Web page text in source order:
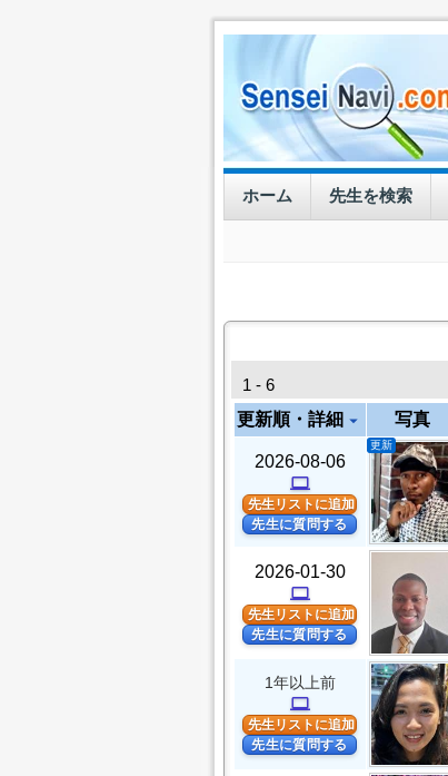
ホーム 先生を検索
1 - 6
更新順・詳細 arrow_drop_down 写真
2026-08-06
computer
先生リストに追加
先生に質問する
更新
2026-01-30
computer
先生リストに追加
先生に質問する
1年以上前
computer
先生リストに追加
先生に質問する